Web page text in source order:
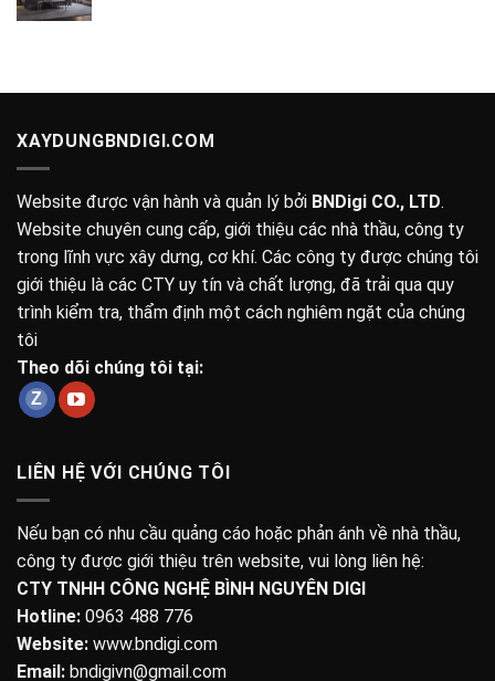
XAYDUNGBNDIGI.COM
Website được vận hành và quản lý bởi BNDigi CO., LTD.
Website chuyên cung cấp, giới thiệu các nhà thầu, công ty
trong lĩnh vực xây dưng, cơ khí. Các công ty được chúng tôi
giới thiệu là các CTY uy tín và chất lượng, đã trải qua quy
trình kiểm tra, thẩm định một cách nghiêm ngặt của chúng
tôi
Theo dõi chúng tôi tại:
LIÊN HỆ VỚI CHÚNG TÔI
Nếu bạn có nhu cầu quảng cáo hoặc phản ánh về nhà thầu,
công ty được giới thiệu trên website, vui lòng liên hệ:
CTY TNHH CÔNG NGHỆ BÌNH NGUYÊN DIGI
Hotline: 0963 488 776
Website: www.bndigi.com
Email: bndigivn@gmail.com